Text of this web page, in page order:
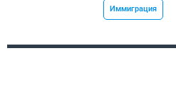
Иммиграция